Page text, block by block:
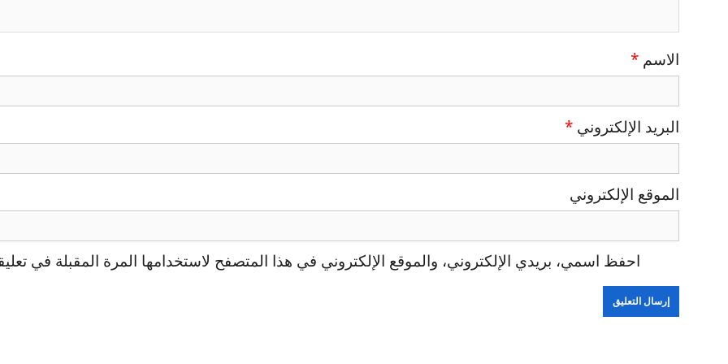
الاسم *
البريد الإلكتروني *
الموقع الإلكتروني
احفظ اسمي، بريدي الإلكتروني، والموقع الإلكتروني في هذا المتصفح لاستخدامها المرة المقبلة في